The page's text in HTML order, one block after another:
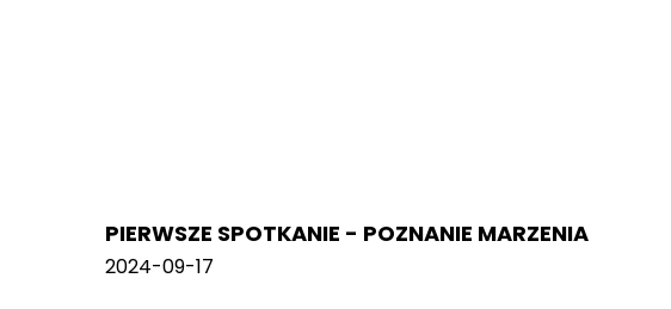
PIERWSZE SPOTKANIE - POZNANIE MARZENIA
2024-09-17